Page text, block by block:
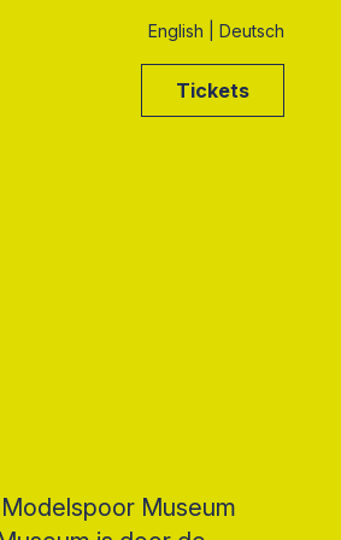
English Deutsch
Tickets
Museum